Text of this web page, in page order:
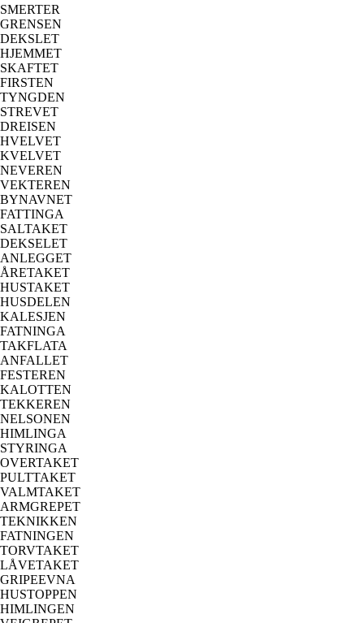
SMERTER
GRENSEN
DEKSLET
HJEMMET
SKAFTET
FIRSTEN
TYNGDEN
STREVET
DREISEN
HVELVET
KVELVET
NEVEREN
VEKTEREN
BYNAVNET
FATTINGA
SALTAKET
DEKSELET
ANLEGGET
ÅRETAKET
HUSTAKET
HUSDELEN
KALESJEN
FATNINGA
TAKFLATA
ANFALLET
FESTEREN
KALOTTEN
TEKKEREN
NELSONEN
HIMLINGA
STYRINGA
OVERTAKET
PULTTAKET
VALMTAKET
ARMGREPET
TEKNIKKEN
FATNINGEN
TORVTAKET
LÅVETAKET
GRIPEEVNA
HUSTOPPEN
HIMLINGEN